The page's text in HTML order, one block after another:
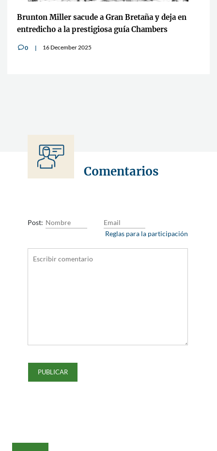
Brunton Miller sacude a Gran Bretaña y deja en
entredicho a la prestigiosa guía Chambers
v0 16 December 2025
Comentarios
Post:
Reglas para la participación